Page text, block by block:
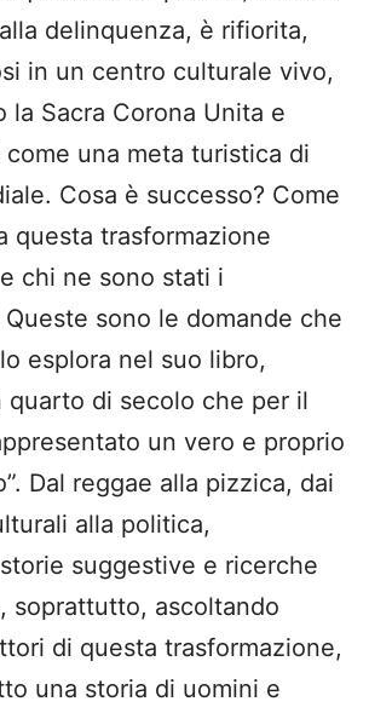
delinquenza, è rifiorita,
in un centro culturale vivo,
la Sacra Corona Unita e
una meta turistica di
Cosa è successo? Come
questa trasformazione
chi ne sono stati i
sono le domande che
esplora nel suo libro,
quarto di secolo che per il
un vero e proprio
Dal reggae alla pizzica, dai
alla politica,
suggestive e ricerche
soprattutto, ascoltando
di questa trasformazione,
una storia di uomini e